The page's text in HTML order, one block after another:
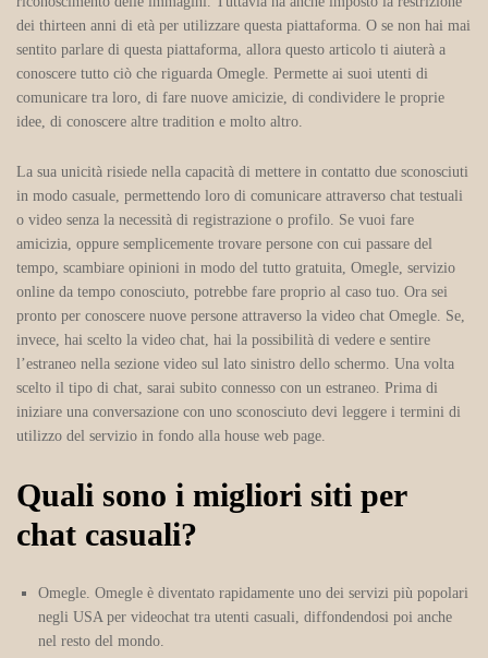
dei thirteen anni di età per utilizzare questa piattaforma. O se non hai mai
sentito parlare di questa piattaforma, allora questo articolo ti aiuterà a
conoscere tutto ciò che riguarda Omegle. Permette ai suoi utenti di
comunicare tra loro, di fare nuove amicizie, di condividere le proprie
idee, di conoscere altre tradition e molto altro.
La sua unicità risiede nella capacità di mettere in contatto due sconosciuti
in modo casuale, permettendo loro di comunicare attraverso chat testuali
o video senza la necessità di registrazione o profilo. Se vuoi fare
amicizia, oppure semplicemente trovare persone con cui passare del
tempo, scambiare opinioni in modo del tutto gratuita, Omegle, servizio
online da tempo conosciuto, potrebbe fare proprio al caso tuo. Ora sei
pronto per conoscere nuove persone attraverso la video chat Omegle. Se,
invece, hai scelto la video chat, hai la possibilità di vedere e sentire
l’estraneo nella sezione video sul lato sinistro dello schermo. Una volta
scelto il tipo di chat, sarai subito connesso con un estraneo. Prima di
iniziare una conversazione con uno sconosciuto devi leggere i termini di
utilizzo del servizio in fondo alla house web page.
Quali sono i migliori siti per
chat casuali?
Omegle. Omegle è diventato rapidamente uno dei servizi più popolari
negli USA per videochat tra utenti casuali, diffondendosi poi anche
nel resto del mondo.